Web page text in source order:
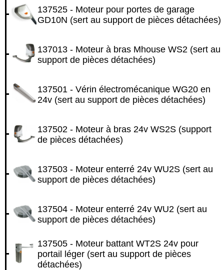
137525 - Moteur pour portes de garage
GD10N (sert au support de pièces détachées)
137013 - Moteur à bras Mhouse WS2 (sert au
support de pièces détachées)
137501 - Vérin électromécanique WG20 en
24v (sert au support de pièces détachées)
137502 - Moteur à bras 24v WS2S (support
de pièces détachées)
137503 - Moteur enterré 24v WU2S (sert au
support de pièces détachées)
137504 - Moteur enterré 24v WU2 (sert au
support de pièces détachées)
137505 - Moteur battant WT2S 24v pour
portail léger (sert au support de pièces
détachées)